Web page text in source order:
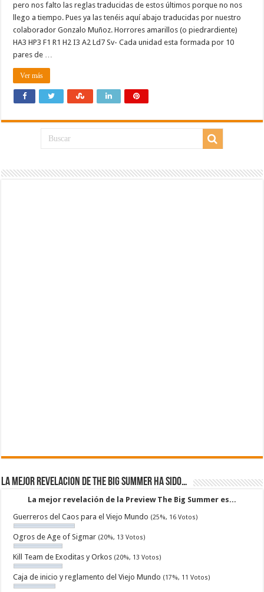
pero nos falto las reglas traducidas de estos últimos porque no nos
llego a tiempo. Pues ya las tenéis aquí abajo traducidas por nuestro
colaborador Gonzalo Muñoz. Horrores amarillos (o piedrardiente)
HA3 HP3 F1 R1 H2 I3 A2 Ld7 Sv- Cada unidad esta formada por 10
pares de …
Ver más
La mejor revelacion de The Big Summer ha sido…
La mejor revelación de la Preview The Big Summer es...
Guerreros del Caos para el Viejo Mundo (25%, 16 Votos)
Ogros de Age of Sigmar (20%, 13 Votos)
Kill Team de Exoditas y Orkos (20%, 13 Votos)
Caja de inicio y reglamento del Viejo Mundo (17%, 11 Votos)